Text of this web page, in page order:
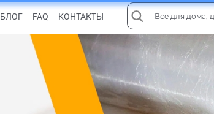
БЛОГ FAQ КОНТАКТЫ